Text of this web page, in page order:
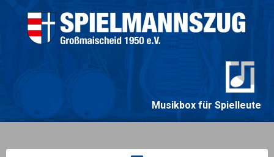
springen
Musikbox für Spielleute